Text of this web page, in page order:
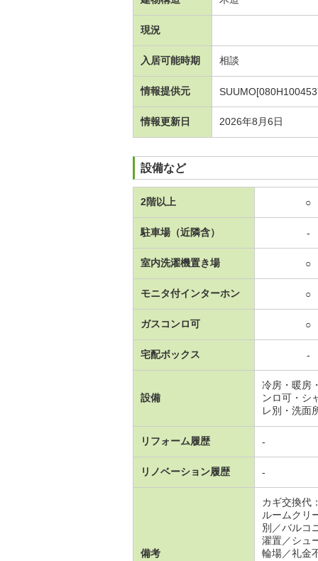
現況
入居可能時期 相談
情報提供元
情報更新日 2026年8月6日
設備など
2階以上 ○
駐車場（近隣含） -
室内洗濯機置き場 ○
モニタ付インターホン ○
ガスコンロ可 ○
宅配ボックス -
設備
冷房・暖房
ンロ可・シ
レ別・洗面
リフォーム履歴 -
リノベーション履歴 -
備考
カギ交換代
ルームクリ
別／バルコ
濯置／シュ
輪場／礼金